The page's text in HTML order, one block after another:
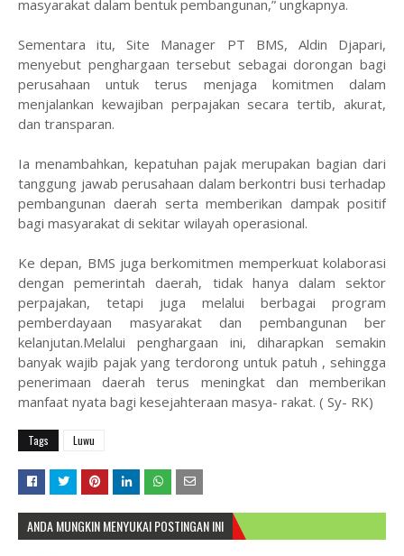
masyarakat dalam bentuk pembangunan,” ungkapnya.
Sementara itu, Site Manager PT BMS, Aldin Djapari,
menyebut penghargaan tersebut sebagai dorongan bagi
perusahaan untuk terus menjaga komitmen dalam
menjalankan kewajiban perpajakan secara tertib, akurat,
dan transparan.
Ia menambahkan, kepatuhan pajak merupakan bagian dari
tanggung jawab perusahaan dalam berkontri busi terhadap
pembangunan daerah serta memberikan dampak positif
bagi masyarakat di sekitar wilayah operasional.
Ke depan, BMS juga berkomitmen memperkuat kolaborasi
dengan pemerintah daerah, tidak hanya dalam sektor
perpajakan, tetapi juga melalui berbagai program
pemberdayaan masyarakat dan pembangunan ber
kelanjutan.Melalui penghargaan ini, diharapkan semakin
banyak wajib pajak yang terdorong untuk patuh , sehingga
penerimaan daerah terus meningkat dan memberikan
manfaat nyata bagi kesejahteraan masya- rakat. ( Sy- RK)
Tags Luwu
ANDA MUNGKIN MENYUKAI POSTINGAN INI